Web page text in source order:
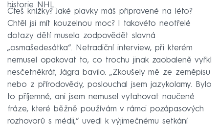
historie NHL.
Čteš knížky? Jaké plavky máš připravené na léto?
Chtěl jsi mít kouzelnou moc? I takovéto neotřelé
dotazy dětí musela zodpovědět slavná
„osmašedesátka“. Netradiční interview, při kterém
nemusel opakovat to, co trochu jinak zaobaleně vyřkl
nesčetněkrát, Jágra bavilo. „Zkoušely mě ze zeměpisu
nebo z přírodovědy, poslouchal jsem jazykolamy. Bylo
to příjemné, ani jsem nemusel vytahovat naučené
fráze, které běžně používám v rámci pozápasových
rozhovorů s médii,“ uvedl k výjimečnému setkání